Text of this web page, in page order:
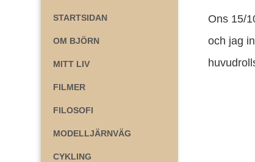
STARTSIDAN
OM BJÖRN
MITT LIV
FILMER
FILOSOFI
MODELLJÄRNVÄG
CYKLING
Ons 15/
och jag